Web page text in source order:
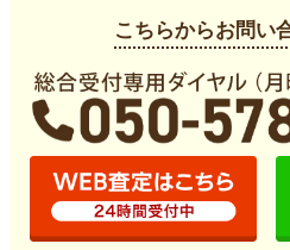
こちらからお問い